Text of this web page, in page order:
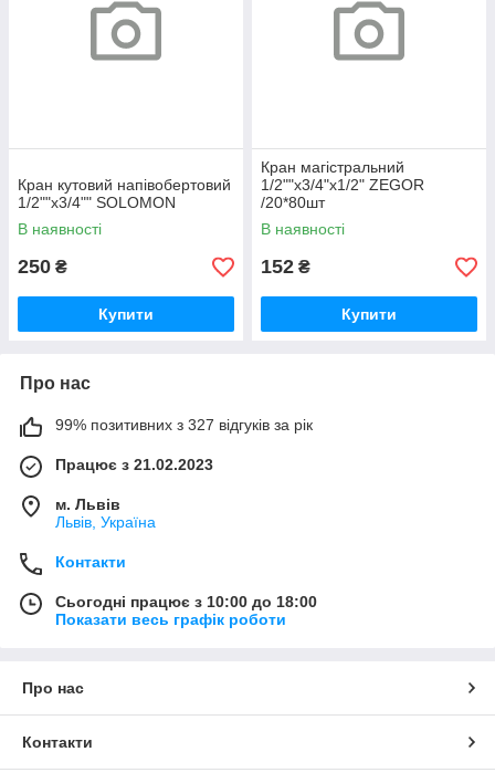
Кран кутовий напівобертовий
1/2""х3/4"" SOLOMON
В наявності
250 ₴
Купити
Кран магістральний
1/2""х3/4"х1/2" ZEGOR
/20*80шт
В наявності
152 ₴
Купити
Про нас
99% позитивних з 327 відгуків за рік
Працює з 21.02.2023
м. Львів
Львів, Україна
Контакти
Сьогодні працює з 10:00 до 18:00
Показати весь графік роботи
Про нас
Контакти